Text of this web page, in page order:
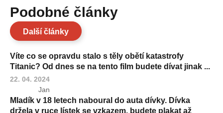
Podobné články
Další články
Víte co se opravdu stalo s těly obětí katastrofy
Titanic? Od dnes se na tento film budete dívat jinak ...
22. 04. 2024
Jan
Mladík v 18 letech naboural do auta dívky. Dívka
držela v ruce lístek se vzkazem, budete plakat až